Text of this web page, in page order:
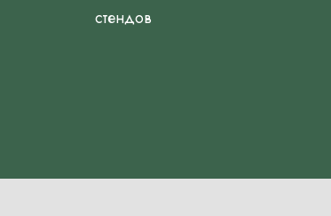
стендов